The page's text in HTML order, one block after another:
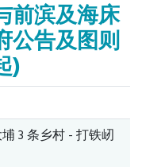
前滨及海床
公告及图则
)
3 条乡村 - 打铁屻